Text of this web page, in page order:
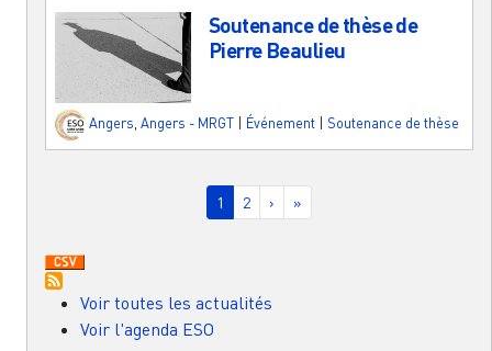
Soutenance de thèse de
Pierre Beaulieu
Angers, Angers - MRGT Événement Soutenance de thèse
Page courante
1 Page
2 Page suivante
› Dernière page
»
Voir toutes les actualités
Voir l'agenda ESO